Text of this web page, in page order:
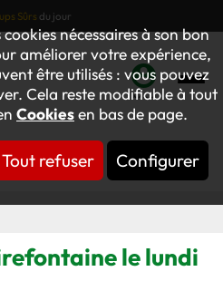
nécessaires à son bon
améliorer votre expérience,
être utilisés : vous pouvez
Cela reste modifiable à tout
Cookiesen bas de page.
Tout refuser Configurer
Sûrs du jour
Mon
compte
le lundi